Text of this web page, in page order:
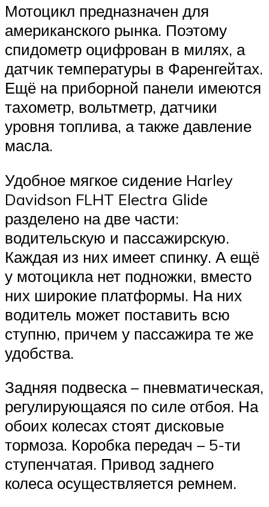
Мотоцикл предназначен для
американского рынка. Поэтому
спидометр оцифрован в милях, а
датчик температуры в Фаренгейтах.
Ещё на приборной панели имеются
тахометр, вольтметр, датчики
уровня топлива, а также давление
масла.
Удобное мягкое сидение Harley
Davidson FLHT Electra Glide
разделено на две части:
водительскую и пассажирскую.
Каждая из них имеет спинку. А ещё
у мотоцикла нет подножки, вместо
них широкие платформы. На них
водитель может поставить всю
ступню, причем у пассажира те же
удобства.
Задняя подвеска – пневматическая,
регулирующаяся по силе отбоя. На
обоих колесах стоят дисковые
тормоза. Коробка передач – 5-ти
ступенчатая. Привод заднего
колеса осуществляется ремнем.